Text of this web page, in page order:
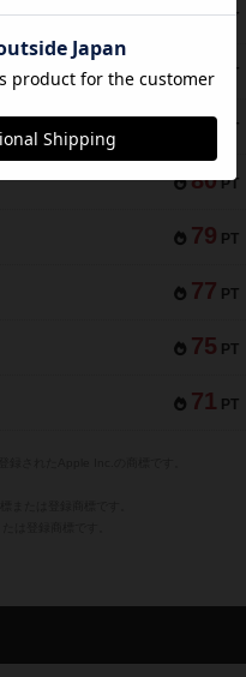
118 PT
94 PT
88 PT
80 PT
79 PT
77 PT
75 PT
71 PT